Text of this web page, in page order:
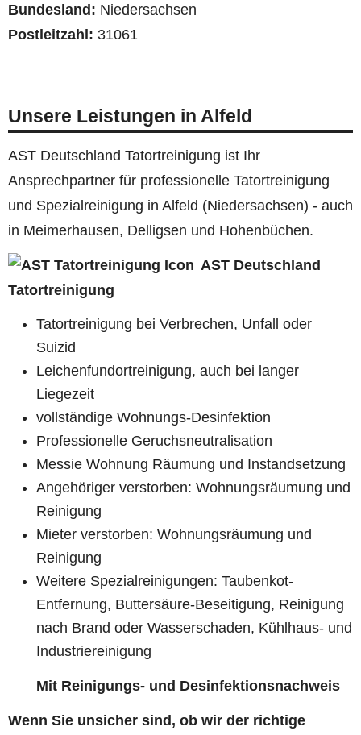
Bundesland: Niedersachsen
Postleitzahl: 31061
Unsere Leistungen in Alfeld
AST Deutschland Tatortreinigung ist Ihr
Ansprechpartner für professionelle Tatortreinigung
und Spezialreinigung in Alfeld (Niedersachsen) - auch
in Meimerhausen, Delligsen und Hohenbüchen.
AST Deutschland
Tatortreinigung
Tatortreinigung bei Verbrechen, Unfall oder
Suizid
Leichenfundortreinigung, auch bei langer
Liegezeit
vollständige Wohnungs-Desinfektion
Professionelle Geruchsneutralisation
Messie Wohnung Räumung und Instandsetzung
Angehöriger verstorben: Wohnungsräumung und
Reinigung
Mieter verstorben: Wohnungsräumung und
Reinigung
Weitere Spezialreinigungen: Taubenkot-
Entfernung, Buttersäure-Beseitigung, Reinigung
nach Brand oder Wasserschaden, Kühlhaus- und
Industriereinigung
Mit Reinigungs- und Desinfektionsnachweis
Wenn Sie unsicher sind, ob wir der richtige